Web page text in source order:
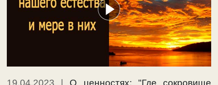
19.04.2023 | О ценностях: "Где сокровище